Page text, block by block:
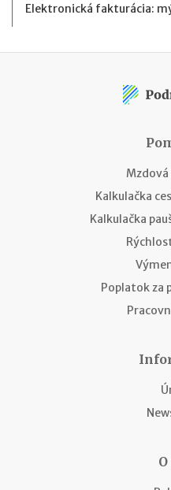
Elektronická fakturácia:
Mzdová
Kalkulačka
Kalkulačka
Poplatok za